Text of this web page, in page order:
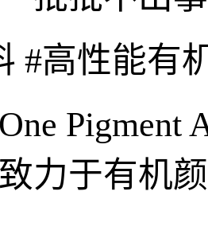
#高性能有
力于有机